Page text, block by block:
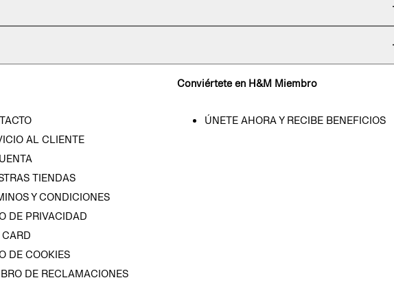
AL CLIENTE
TIENDAS
Y CONDICIONES
DE PRIVACIDAD
DE COOKIES
DE RECLAMACIONES
Conviértete en H&M Miembro
ÚNETE AHORA Y RECIBE BENEFICIOS